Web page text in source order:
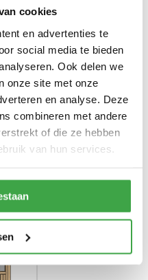
cookies
en advertenties te
social media te bieden
Ook delen we
onze site met onze
en analyse. Deze
combineren met andere
of die ze hebben
van hun services.
en groen)
deur zonder drempel -
van echt glas
cm
bevestigingsmaterialen
inbegrepen
thuisbezorgd - In